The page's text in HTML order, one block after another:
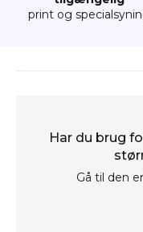
print og
Har du brug
Gå til den